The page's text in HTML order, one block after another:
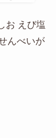
お えび塩
んべいが